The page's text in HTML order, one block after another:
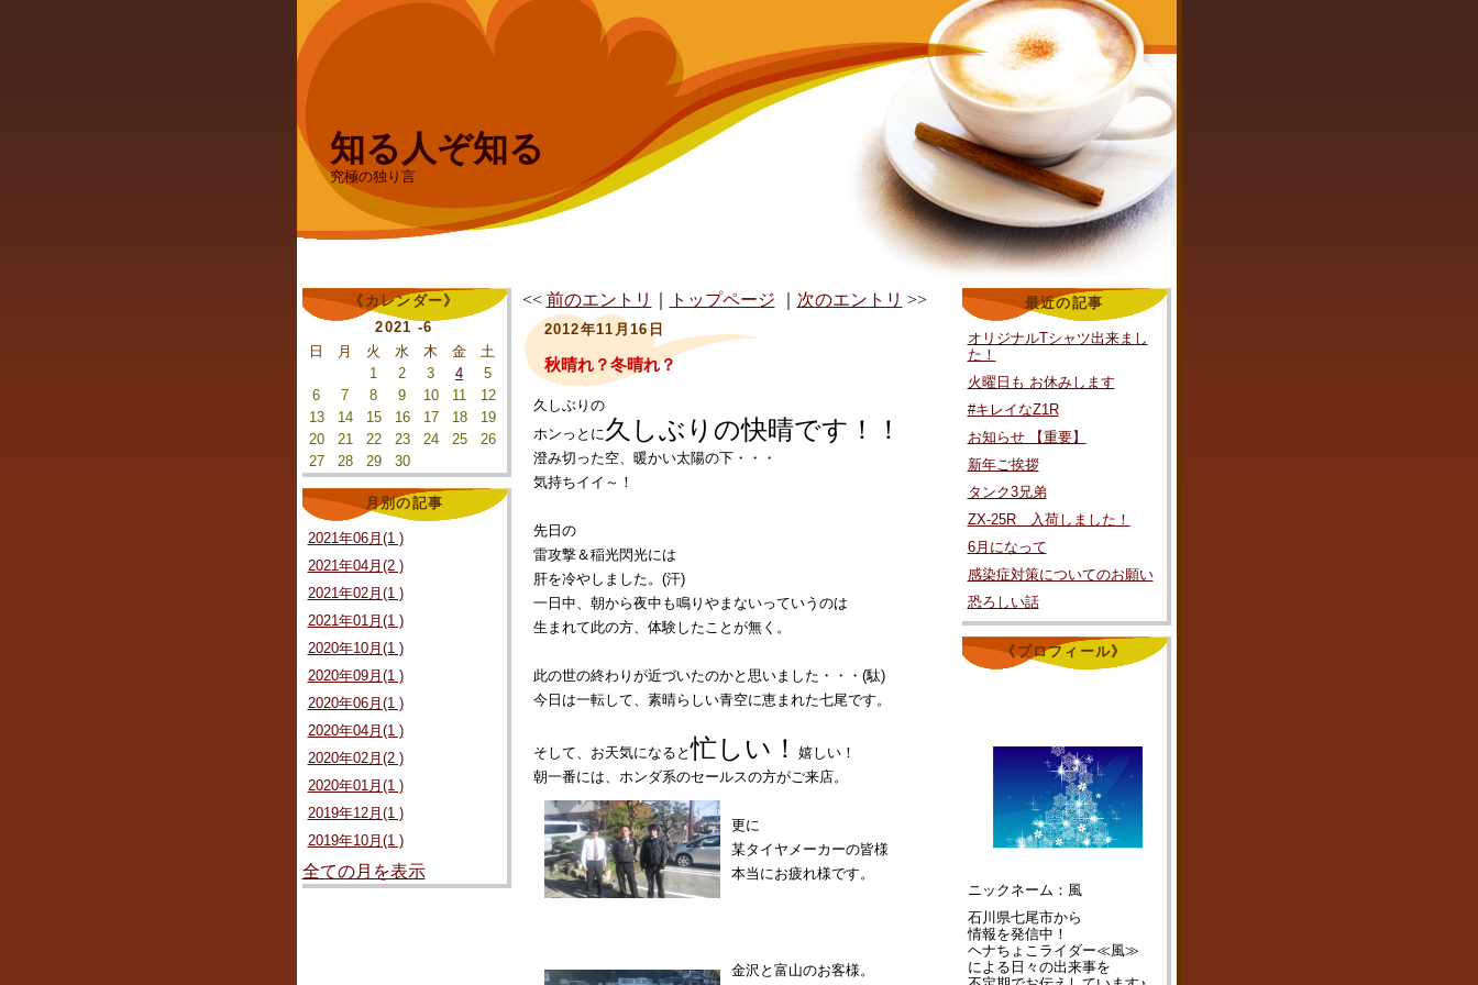
知る人ぞ知る
究極の独り言
《カレンダー》
2021 -6
日
月 火 水 木 金
土
1
2 3 4
5
6
7 8 9 10 11
12
13
14 15 16 17 18
19
20
21 22 23 24 25
26
27
28 29 30
月別の記事
2021年06月(1 )
2021年04月(2 )
2021年02月(1 )
2021年01月(1 )
2020年10月(1 )
2020年09月(1 )
2020年06月(1 )
2020年04月(1 )
2020年02月(2 )
2020年01月(1 )
2019年12月(1 )
2019年10月(1 )
全ての月を表示
<< 前のエントリ トップページ 次のエントリ >>
2012年11月16日
秋晴れ？冬晴れ？
久しぶりの
ホンっとに久しぶりの快晴です！！
澄み切った空、暖かい太陽の下・・・
気持ちイイ～！
先日の
雷攻撃＆稲光閃光には
肝を冷やしました。(汗)
一日中、朝から夜中も鳴りやまないっていうのは
生まれて此の方、体験したことが無く。
此の世の終わりが近づいたのかと思いました・・・(駄)
今日は一転して、素晴らしい青空に恵まれた七尾です。
そして、お天気になると忙しい！
嬉しい！
朝一番には、ホンダ系のセールスの方がご来店。
更に
某タイヤメーカーの皆様
本当にお疲れ様です。
金沢と富山のお客様。
最近の記事
オリジナルTシャツ出来まし
た！
火曜日も お休みします
#キレイなZ1R
お知らせ 【重要】
新年ご挨拶
タンク3兄弟
ZX-25R 入荷しました！
6月になって
感染症対策についてのお願い
恐ろしい話
《プロフィール》
ニックネーム：風
石川県七尾市から
情報を発信中！
ヘナちょこライダー≪風≫
による日々の出来事を